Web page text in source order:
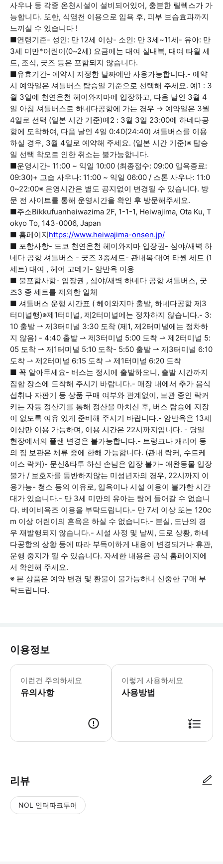
사우나 등 각종 온천시설이 설비되어있어, 충분한 릴렉스가 가
능합니다. 또한, 식염천 이용으로 입욕 후, 피부 보습효과까지
느끼실 수 있습니다 !
■연령기준- 성인: 만 12세 이상- 소인: 만 3세~11세- 유아: 만
3세 미만*어린이(0~2세) 요금에는 대여 실내복, 대여 타월 세
트, 조식, 굿즈 등은 포함되지 않습니다.
■유효기간- 예약시 지정한 날짜에만 사용가능합니다.- 예약
시 예약일은 셔틀버스 탑승일 기준으로 선택해 주세요. 예1 : 3
월 3일에 천연온천 헤이와지마에 입장하고, 다음 날인 3월 4
일 아침 셔틀버스로 하네다공항에 가는 경우 → 예약일은 3월
4일로 선택 (일본 시간 기준)예2 : 3월 3일 23:00에 하네다공
항에 도착하여, 다음 날인 4일 0:40(24:40) 셔틀버스를 이용
하실 경우, 3월 4일로 예약해 주세요. (일본 시간 기준)※ 탑승
일 선택 착오로 인한 취소는 불가능합니다.
■운영시간- 11:00 ~ 익일 10:00 (최종접수: 09:00 입욕종료:
09:30)+ 고습 사우나: 11:00 ~ 익일 06:00 / 스톤 사우나: 11:0
0~22:00※ 운영시간은 별도 공지없이 변경될 수 있습니다. 방
문 전 사이트를 통해 운영시간을 확인 후 방문해주세요.
■주소Bikkufuanheiwazima 2F, 1-1-1, Heiwajima, Ota Ku, T
okyo To, 143-0006, Japan
■ 홈페이지https://www.heiwajima-onsen.jp/
■ 포함사항- 도쿄 천연온천 헤이와지마 입장권- 심야/새벽 하
네다 공항 셔틀버스 - 굿즈 3종세트- 관내복·대여 타월 세트 (1
세트) 대여 , 헤어 고데기- 암반욕 이용
■ 불포함사항- 입장권 , 심야/새벽 하네다 공항 셔틀버스, 굿
즈3 종 세트를 제외한 일체
■ 셔틀버스 운행 시간표 ( 헤이와지마 출발, 하네다공항 제3
터미널행)※제1터미널, 제2터미널에는 정차하지 않습니다.- 3:
10 출발 ⇀ 제3터미널 3:30 도착 (제1, 제2터미널에는 정차하
지 않음) - 4:40 출발 ⇀ 제3터미널 5:00 도착 ⇀ 제2터미널 5:
05 도착 ⇀ 제1터미널 5:10 도착- 5:50 출발 ⇀ 제3터미널 6:10
도착 ⇀ 제2터미널 6:15 도착 ⇀ 제1터미널 6:20 도착
■ 꼭 알아두세요- 버스는 정시에 출발하오니, 출발 시간까지
집합 장소에 도착해 주시기 바랍니다.- 매장 내에서 추가 음식
섭취나 자판기 등 상품 구매 여부와 관계없이, 보관 중인 락커
키는 자동 정산기를 통해 정산을 마치신 후, 버스 탑승에 지장
이 없도록 여유 있게 준비해 주시기 바랍니다.- 암반욕은 13세
이상만 이용 가능하며, 이용 시간은 22시까지입니다. - 당일
현장에서의 플랜 변경은 불가능합니다.- 트렁크나 캐리어 등
의 짐 보관은 체류 중에 한해 가능합니다. (관내 락커, 수트케
이스 락커)- 문신&타투 하신 손님은 입장 불가- 애완동물 입장
불가 / 보호자를 동반하지않는 미성년자의 경우, 22시까지 이
용가능- 청소 등의 이유로, 입욕이나 시설 이용이 불가한 시간
대가 있습니다.- 만 3세 미만의 유아는 탕에 들어갈 수 없습니
다. 베이비욕조 이용을 부탁드립니다.- 만 7세 이상 또는 120c
m 이상 어린이의 혼욕은 하실 수 없습니다.- 분실, 도난의 경
우 재발행되지 않습니다.- 시설 사정 및 날씨, 도로 상황, 하네
다공항의 상황 등에 따라 부득이하게 내용이 변경되거나 휴관,
운행 중지가 될 수 있습니다. 자세한 내용은 공식 홈페이지에
서 확인해 주세요.
※ 본 상품은 예약 변경 및 환불이 불가능하니 신중한 구매 부
탁드립니다.
이용정보
이런건 주의하세요
유의사항
▶ 영업 정보 * 1월 ~ 12월 *
▶ 휴무일 * 지정 휴무일 : 2025-
▶ 이용 제한 사항 * [중요] 예약일은
▶ 준비물 * 꼭 준비해야하는 것 바우처
이렇게 사용하세요
사용방법
리뷰
NOL 인터파크투어